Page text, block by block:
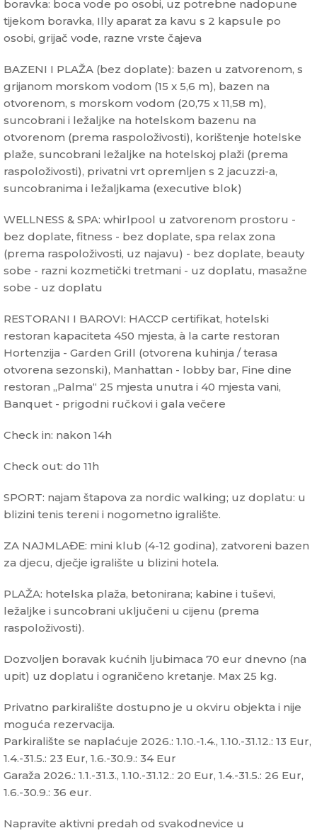
boravka: boca vode po osobi, uz potrebne nadopune
tijekom boravka, Illy aparat za kavu s 2 kapsule po
osobi, grijač vode, razne vrste čajeva
BAZENI I PLAŽA (bez doplate): bazen u zatvorenom, s
grijanom morskom vodom (15 x 5,6 m), bazen na
otvorenom, s morskom vodom (20,75 x 11,58 m),
suncobrani i ležaljke na hotelskom bazenu na
otvorenom (prema raspoloživosti), korištenje hotelske
plaže, suncobrani ležaljke na hotelskoj plaži (prema
raspoloživosti), privatni vrt opremljen s 2 jacuzzi-a,
suncobranima i ležaljkama (executive blok)
WELLNESS & SPA: whirlpool u zatvorenom prostoru -
bez doplate, fitness - bez doplate, spa relax zona
(prema raspoloživosti, uz najavu) - bez doplate, beauty
sobe - razni kozmetički tretmani - uz doplatu, masažne
sobe - uz doplatu
RESTORANI I BAROVI: HACCP certifikat, hotelski
restoran kapaciteta 450 mjesta, à la carte restoran
Hortenzija - Garden Grill (otvorena kuhinja / terasa
otvorena sezonski), Manhattan - lobby bar, Fine dine
restoran „Palma“ 25 mjesta unutra i 40 mjesta vani,
Banquet - prigodni ručkovi i gala večere
Check in: nakon 14h
Check out: do 11h
SPORT: najam štapova za nordic walking; uz doplatu: u
blizini tenis tereni i nogometno igralište.
ZA NAJMLAĐE: mini klub (4-12 godina), zatvoreni bazen
za djecu, dječje igralište u blizini hotela.
PLAŽA: hotelska plaža, betonirana; kabine i tuševi,
ležaljke i suncobrani uključeni u cijenu (prema
raspoloživosti).
Dozvoljen boravak kućnih ljubimaca 70 eur dnevno (na
upit) uz doplatu i ograničeno kretanje. Max 25 kg.
Privatno parkiralište dostupno je u okviru objekta i nije
moguća rezervacija.
Parkiralište se naplaćuje 2026.: 1.10.-1.4., 1.10.-31.12.: 13 Eur,
1.4.-31.5.: 23 Eur, 1.6.-30.9.: 34 Eur
Garaža 2026.: 1.1.-31.3., 1.10.-31.12.: 20 Eur, 1.4.-31.5.: 26 Eur,
1.6.-30.9.: 36 eur.
Napravite aktivni predah od svakodnevice u